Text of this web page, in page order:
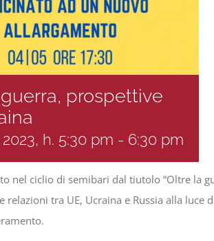
prospettive
h. 5:30 pm - 6:30 pm
nel ciclio di semibari dal tiutolo “Oltre la
relazioni tra UE, Ucraina e Russia alla